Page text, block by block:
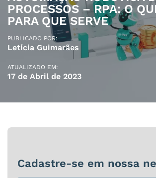
PROCESSOS – RPA: O
PARA QUE SERVE
PUBLICADO POR:
Letícia Guimarães
ATUALIZADO EM:
17 de Abril de 2023
Cadastre-se em nossa